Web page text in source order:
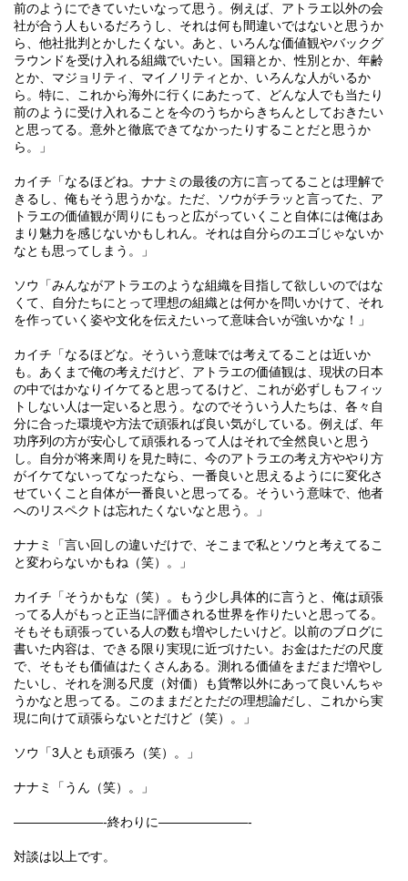
前のようにできていたいなって思う。例えば、アトラエ以外の会
社が合う人もいるだろうし、それは何も間違いではないと思うか
ら、他社批判とかしたくない。あと、いろんな価値観やバックグ
ラウンドを受け入れる組織でいたい。国籍とか、性別とか、年齢
とか、マジョリティ、マイノリティとか、いろんな人がいるか
ら。特に、これから海外に行くにあたって、どんな人でも当たり
前のように受け入れることを今のうちからきちんとしておきたい
と思ってる。意外と徹底できてなかったりすることだと思うか
ら。」
カイチ「なるほどね。ナナミの最後の方に言ってることは理解で
きるし、俺もそう思うかな。ただ、ソウがチラッと言ってた、ア
トラエの価値観が周りにもっと広がっていくこと自体には俺はあ
まり魅力を感じないかもしれん。それは自分らのエゴじゃないか
なとも思ってしまう。」
ソウ「みんながアトラエのような組織を目指して欲しいのではな
くて、自分たちにとって理想の組織とは何かを問いかけて、それ
を作っていく姿や文化を伝えたいって意味合いが強いかな！」
カイチ「なるほどな。そういう意味では考えてることは近いか
も。あくまで俺の考えだけど、アトラエの価値観は、現状の日本
の中ではかなりイケてると思ってるけど、これが必ずしもフィッ
トしない人は一定いると思う。なのでそういう人たちは、各々自
分に合った環境や方法で頑張れば良い気がしている。例えば、年
功序列の方が安心して頑張れるって人はそれで全然良いと思う
し。自分が将来周りを見た時に、今のアトラエの考え方ややり方
がイケてないってなったなら、一番良いと思えるようにに変化さ
せていくこと自体が一番良いと思ってる。そういう意味で、他者
へのリスペクトは忘れたくないなと思う。」
ナナミ「言い回しの違いだけで、そこまで私とソウと考えてるこ
と変わらないかもね（笑）。」
カイチ「そうかもな（笑）。もう少し具体的に言うと、俺は頑張
ってる人がもっと正当に評価される世界を作りたいと思ってる。
そもそも頑張っている人の数も増やしたいけど。以前のブログに
書いた内容は、できる限り実現に近づけたい。お金はただの尺度
で、そもそも価値はたくさんある。測れる価値をまだまだ増やし
たいし、それを測る尺度（対価）も貨幣以外にあって良いんちゃ
うかなと思ってる。このままだとただの理想論だし、これから実
現に向けて頑張らないとだけど（笑）。」
ソウ「3 人とも頑張ろ（笑）。」
ナナミ「うん（笑）。」
———————-終わりに———————-
対談は以上です。